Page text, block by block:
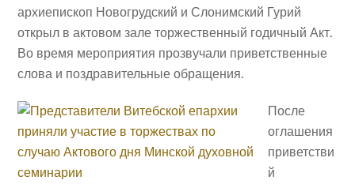
архиепископ Новогрудский и Слонимский Гурий
открыл в актовом зале торжественный годичный Акт.
Во время мероприятия прозвучали приветственные
слова и поздравительные обращения.
После
оглашения
приветстви
й